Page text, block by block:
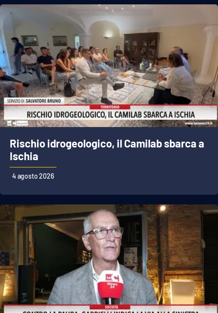
Rischio idrogeologico, il Camilab sbarca a
Ischia
4 agosto 2026